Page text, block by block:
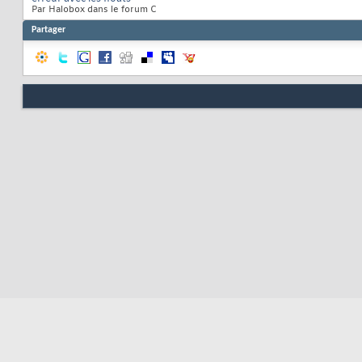
Par Halobox dans le forum C
Partager